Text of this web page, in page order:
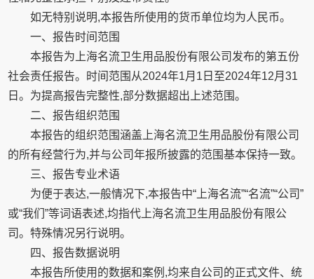
如无特别说明,本报告所使用的货币单位均为人民币。
一、报告时间范围
本报告为上海名流卫生用品股份有限公司发布的第五份
社会责任报告。时间范围从2024年1月1日至2024年12月31
日。为提高报告完整性,部分数据超出上述范围。
二、报告组织范围
本报告的组织范围涵盖上海名流卫生用品股份有限公司
的所有经营行为,并与公司年报所披露的范围基本保持一致。
三、报告专业术语
为便于表达,一般情况下,本报告中“上海名流”“名流”“公司”
或“我们”等词语表述,均指代上海名流卫生用品股份有限公
司。特殊情况另行说明。
四、报告数据说明
本报告所使用的数据和案例,均来自公司的正式文件、统